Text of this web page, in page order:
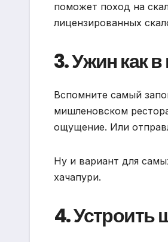
поможет поход на
лицензированных
3. Ужин как в
Вспомните самый
мишленовском
ощущение. Или
Ну и вариант для
хачапури.
4. Устроить